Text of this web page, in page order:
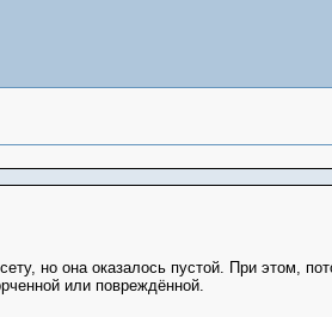
но она оказалось пустой. При этом,
или повреждённой.